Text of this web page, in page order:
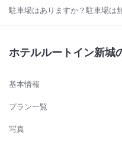
駐車場はありますか？駐車場は
ホテルルートイン新城
基本情報
プラン一覧
写真